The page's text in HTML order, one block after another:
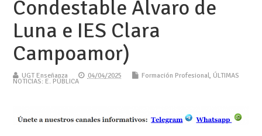
Condestable Álvaro de
Luna e IES Clara
Campoamor)
UGT Enseñanza 04/04/2025 Formación Profesional, ÚLTIMAS
NOTICIAS: E. PÚBLICA